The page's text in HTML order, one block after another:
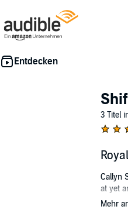
3 Titel
Callyn
at yet
Enter
Mehr